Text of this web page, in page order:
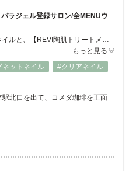
ラジェル登録サロン/全MENUウ
もっと見る
ネットネイル
#クリアネイル
北口を出て、コメダ珈琲を正面